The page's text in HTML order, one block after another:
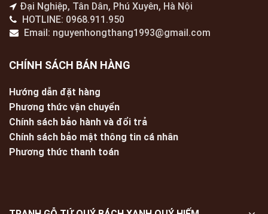
Đại Nghiệp, Tân Dân, Phú Xuyên, Hà Nội
HOTLINE: 0968.911.950
Email: nguyenhongthang1993@gmail.com
CHÍNH SÁCH BÁN HÀNG
Hướng dẫn đặt hàng
Phương thức vận chuyển
Chính sách bảo hành và đổi trả
Chính sách bảo mật thông tin cá nhân
Phương thức thanh toán